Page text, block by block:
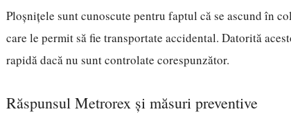
Ploșnițele sunt cunoscute pentru faptul că se ascund în
care le permit să fie transportate accidental. Datorită
rapidă dacă nu sunt controlate corespunzător.
Răspunsul Metrorex și măsuri preventive